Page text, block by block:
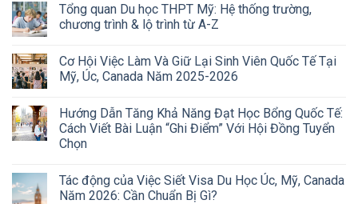
Tổng quan Du học THPT Mỹ: Hệ thống trường,
chương trình & lộ trình từ A-Z
Cơ Hội Việc Làm Và Giữ Lại Sinh Viên Quốc Tế Tại
Mỹ, Úc, Canada Năm 2025-2026
Hướng Dẫn Tăng Khả Năng Đạt Học Bổng Quốc Tế:
Cách Viết Bài Luận “Ghi Điểm” Với Hội Đồng Tuyển
Chọn
Tác động của Việc Siết Visa Du Học Úc, Mỹ, Canada
Năm 2026: Cần Chuẩn Bị Gì?